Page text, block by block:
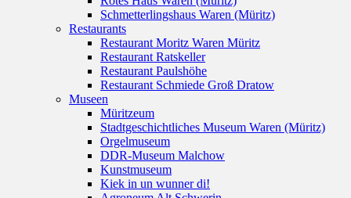
Schmetterlingshaus Waren (Müritz)
Restaurants
Restaurant Moritz Waren Müritz
Restaurant Ratskeller
Restaurant Paulshöhe
Restaurant Schmiede Groß Dratow
Museen
Müritzeum
Stadtgeschichtliches Museum Waren (Müritz)
Orgelmuseum
DDR-Museum Malchow
Kunstmuseum
Kiek in un wunner di!